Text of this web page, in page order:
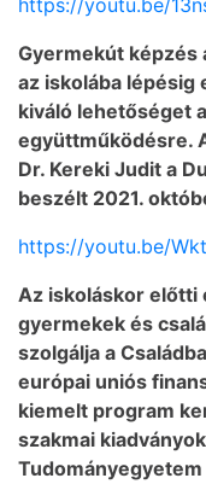
https://youtu.be/
Gyermekút képzés
az iskolába
kiváló lehetőséget
együttműködésre.
Dr. Kereki Judit a
beszélt 2021.
https://youtu.be/
Az iskoláskor előtti
gyermekek és
szolgálja a
európai uniós
kiemelt program
szakmai